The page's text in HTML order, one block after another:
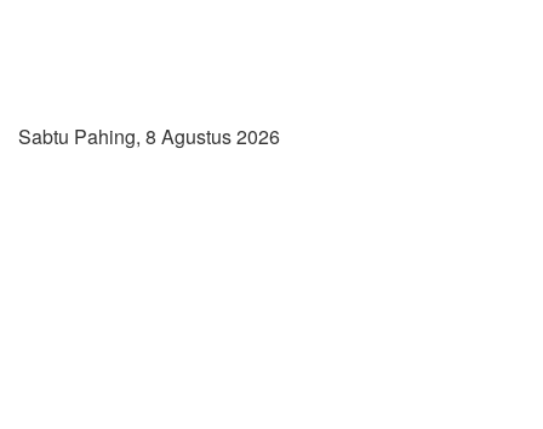
Sabtu Pahing, 8 Agustus 2026